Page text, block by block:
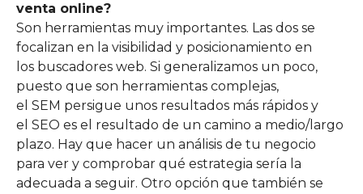
venta online?
Son herramientas muy importantes. Las dos se
focalizan en la visibilidad y posicionamiento en
los buscadores web. Si generalizamos un poco,
puesto que son herramientas complejas,
el SEM persigue unos resultados más rápidos y
el SEO es el resultado de un camino a medio/largo
plazo. Hay que hacer un análisis de tu negocio
para ver y comprobar qué estrategia sería la
adecuada a seguir. Otro opción que también se